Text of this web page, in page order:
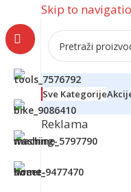
Skip to
Sve Kategorije
Reklama